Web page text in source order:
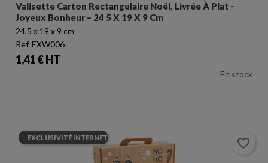
Valisette Carton Rectangulaire Noël, Livrée À Plat –
Joyeux Bonheur – 24 5 X 19 X 9 Cm
24,5 x 19 x 9 cm
Ref. EXW006
Prix
1,41 € HT
En stock
EXCLUSIVITÉ INTERNET favorite_border